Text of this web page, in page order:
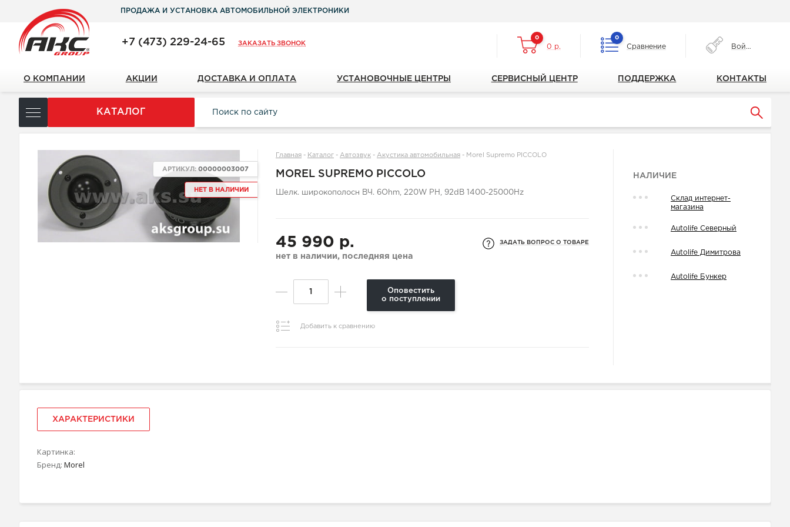
ПРОДАЖА И УСТАНОВКА АВТОМОБИЛЬНОЙ ЭЛЕКТРОНИКИ
+7 (473) 229-24-65 ЗАКАЗАТЬ ЗВОНОК
0
0 р.
0
Сравнение Войти
О КОМПАНИИ АКЦИИ ДОСТАВКА И ОПЛАТА УСТАНОВОЧНЫЕ ЦЕНТРЫ СЕРВИСНЫЙ ЦЕНТР ПОДДЕРЖКА КОНТАКТЫ
КАТАЛОГ
НЕТ В НАЛИЧИИ
АРТИКУЛ:00000003007
Главная - Каталог -Автозвук -Акустика автомобильная - Morel Supremo PICCOLO
MOREL SUPREMO PICCOLO
Шелк. широкополосн ВЧ. 6Ohm, 220W PH, 92dB 1400-25000Hz
45 990 р.
нет в наличии, последняя цена
ЗАДАТЬ ВОПРОС О ТОВАРЕ
Оповестить
о поступлении
Добавить к сравнению
НАЛИЧИЕ
Склад интернет-
магазина
Autolife Северный
Autolife Димитрова
Autolife Бункер
ХАРАКТЕРИСТИКИ
Картинка:
Бренд: Morel